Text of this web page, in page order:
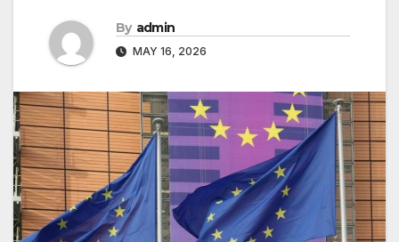
By admin
MAY 16, 2026